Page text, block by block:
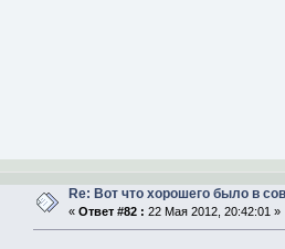
Re: Вот что хорошего было в
« Ответ #82 : 22 Мая 2012, 20:42:01 »